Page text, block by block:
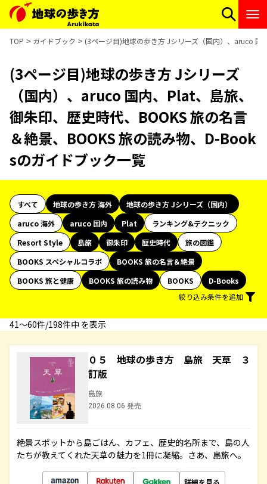
TOP ガイドブック (3ページ目)地球の歩き方 Jシリーズ（国内）、aruco
(3ページ目)地球の歩き方 Jシリーズ
（国内）、aruco 国内、Plat、島旅、
御朱印、歴史時代、BOOKS 旅の名言
＆絶景、BOOKS 旅の読み物、D-Book
sのガイドブック一覧
すべて 地球の歩き方 海外
地球の歩き方 Jシリーズ（国内）
aruco 海外
aruco 国内 Plat
ランキング&テクニック
Resort Style
島旅 御朱印 歴史時代
旅の図鑑
BOOKS スペシャルコラボ
BOOKS 旅の名言＆絶景
BOOKS 旅と健康
BOOKS 旅の読み物 BOOKS
D-Books
絞り込み条件を追加
41〜60件/198件中 を表示
０５ 地球の歩き方 島旅 天草 ３
訂版
島旅
2026.08.06 発売
絶景スポットから島ごはん、カフェ、歴史的名所まで、島の人
たちが教えてくれた天草の魅力を1冊に凝縮。さあ、島旅へ。
詳細を見る